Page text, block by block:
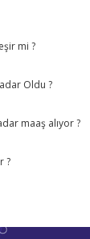
mi ?
Oldu ?
maaş alıyor ?
?